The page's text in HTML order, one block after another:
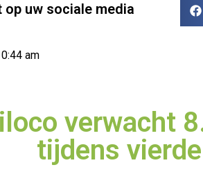
op uw sociale media
am
verwacht
tijdens